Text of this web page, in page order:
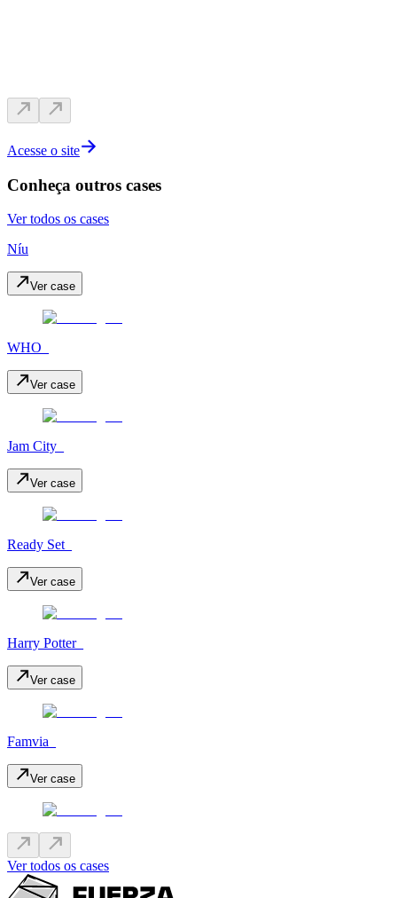
Acesse o site
Conheça outros cases
Ver todos os cases
Níu
Ver case
WHO_
Ver case
Jam City_
Ver case
Ready Set_
Ver case
Harry Potter_
Ver case
Famvia_
Ver case
Ver todos os cases